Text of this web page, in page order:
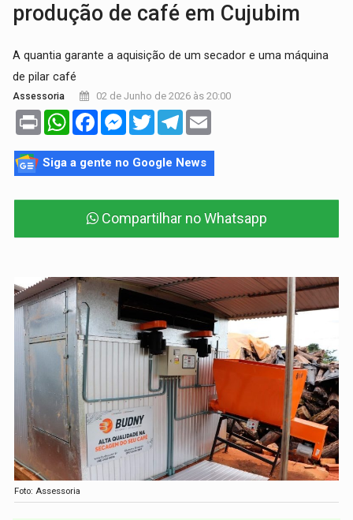
produção de café em Cujubim
A quantia garante a aquisição de um secador e uma máquina
de pilar café
Assessoria 02 de Junho de 2026 às 20:00
Print WhatsAppFacebookMessenger
TwitterTelegram
Siga a gente no Google News
Compartilhar no Whatsapp
Foto: Assessoria